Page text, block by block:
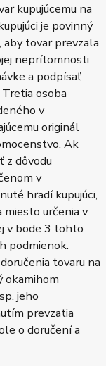
kupujúcemu na
je povinný
tovar prevzala
neprítomnosti
a podpísať
osoba
v
originál
Ak
z dôvodu
v
hradí kupujúci,
miesto určenia v
v bode 3 tohto
podmienok.
tovaru na
okamihom
jeho
prevzatia
o doručení a